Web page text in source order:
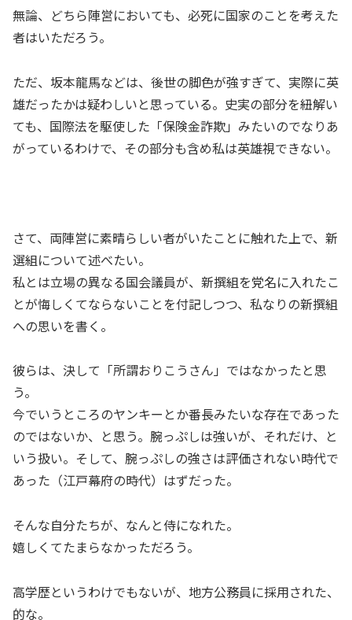
無論、どちら陣営においても、必死に国家のことを考えた
者はいただろう。
ただ、坂本龍馬などは、後世の脚色が強すぎて、実際に英
雄だったかは疑わしいと思っている。史実の部分を紐解い
ても、国際法を駆使した「保険金詐欺」みたいのでなりあ
がっているわけで、その部分も含め私は英雄視できない。
さて、両陣営に素晴らしい者がいたことに触れた上で、新
選組について述べたい。
私とは立場の異なる国会議員が、新撰組を党名に入れたこ
とが悔しくてならないことを付記しつつ、私なりの新撰組
への思いを書く。
彼らは、決して「所謂おりこうさん」ではなかったと思
う。
今でいうところのヤンキーとか番長みたいな存在であった
のではないか、と思う。腕っぷしは強いが、それだけ、と
いう扱い。そして、腕っぷしの強さは評価されない時代で
あった（江戸幕府の時代）はずだった。
そんな自分たちが、なんと侍になれた。
嬉しくてたまらなかっただろう。
高学歴というわけでもないが、地方公務員に採用された、
的な。